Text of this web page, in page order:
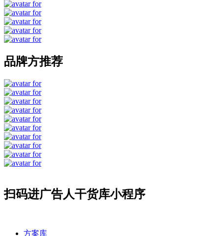
品牌方推荐
扫码进广告人干货库小程序
方案库